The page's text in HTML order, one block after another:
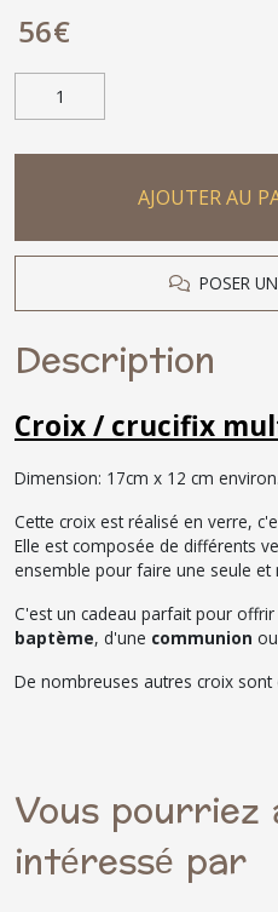
56€
AJOUTER AU
POSER
Description
Croix / crucifix
Dimension: 17cm x 12 cm environ.
Cette croix est réalisé en verre,
Elle est composée de différents
ensemble pour faire une seule et
C'est un cadeau parfait pour
baptème, d'une communion
De nombreuses autres croix
Vous pourriez
intéressé par